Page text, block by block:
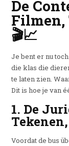
De
Filmen,
🎬📈
Je bent er nu
die klas die
te laten zien.
Dit is hoe je van
1. De
Voordat de bus